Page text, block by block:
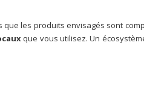
que les produits envisagés sont
que vous utilisez. Un